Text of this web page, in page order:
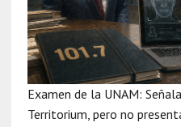
Examen de la UNAM:
Territorium, pero no